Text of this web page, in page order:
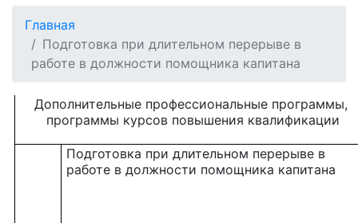
Главная
Подготовка при длительном перерыве в
работе в должности помощника капитана
Дополнительные профессиональные программы,
программы курсов повышения квалификации
Подготовка при длительном перерыве в
работе в должности помощника капитана